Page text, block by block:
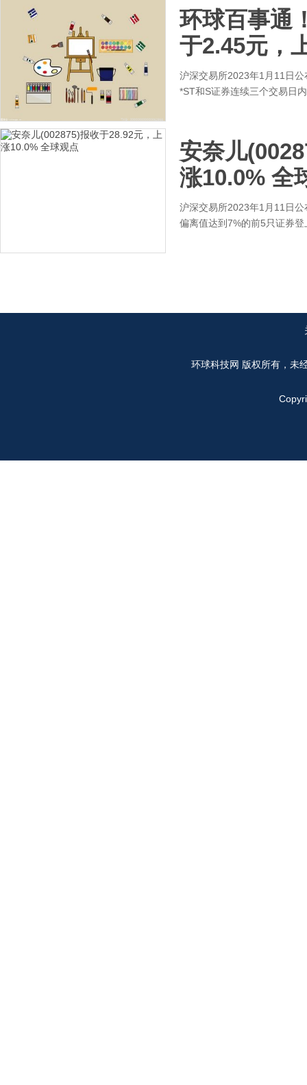
环球百事通
于2.45元，
沪深交易所2023年1月11日
*ST和S证券连续三个交易日
安奈儿
涨10.0% 全
沪深交易所2023年1月11日
偏离值达到7%的前5只证券
环球科技网 版权所有，未